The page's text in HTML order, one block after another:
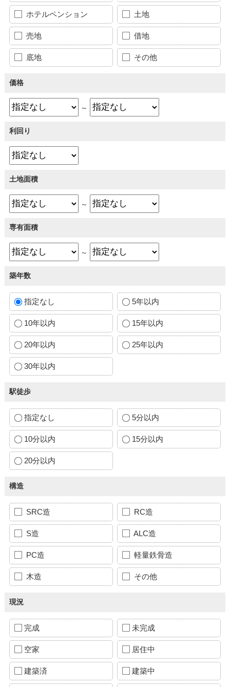
ホテルペンション 土地
売地 借地
底地 その他
価格
～
利回り
土地面積
～
専有面積
～
築年数
指定なし 5年以内
10年以内 15年以内
20年以内 25年以内
30年以内
駅徒歩
指定なし 5分以内
10分以内 15分以内
20分以内
構造
SRC造 RC造
S造 ALC造
PC造 軽量鉄骨造
木造 その他
現況
完成 未完成
空家 居住中
建築済 建築中